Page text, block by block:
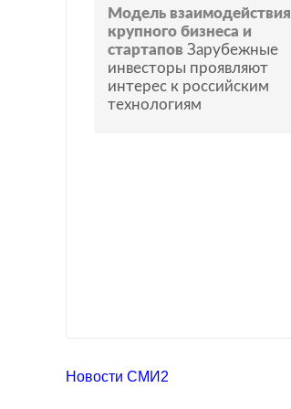
Модель взаимодействия
крупного бизнеса и
стартапов Зарубежные
инвесторы проявляют
интерес к российским
технологиям
Новости СМИ2